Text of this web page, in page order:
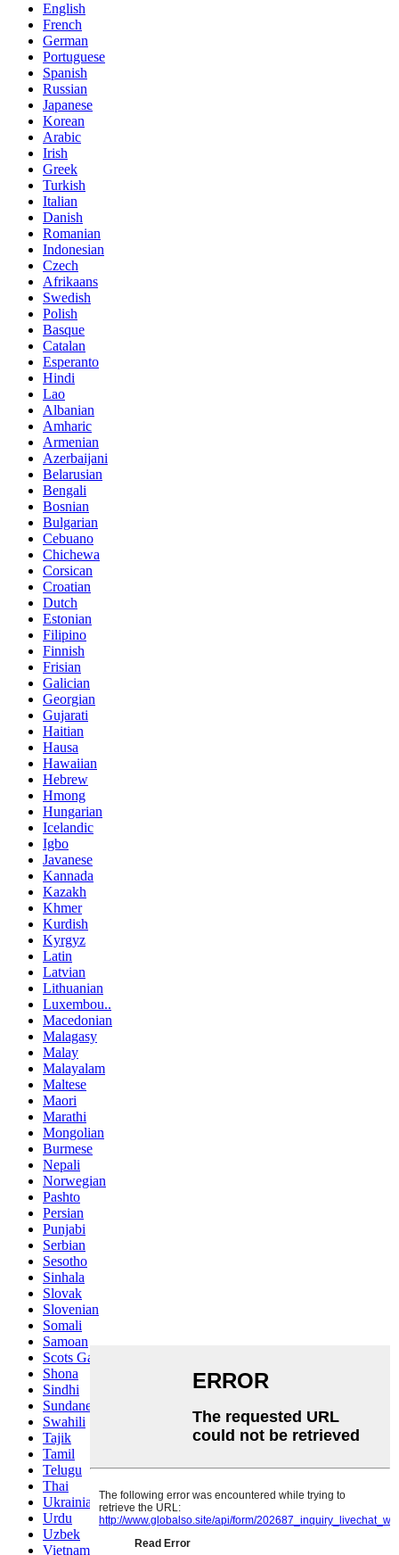
English
French
German
Portuguese
Spanish
Russian
Japanese
Korean
Arabic
Irish
Greek
Turkish
Italian
Danish
Romanian
Indonesian
Czech
Afrikaans
Swedish
Polish
Basque
Catalan
Esperanto
Hindi
Lao
Albanian
Amharic
Armenian
Azerbaijani
Belarusian
Bengali
Bosnian
Bulgarian
Cebuano
Chichewa
Corsican
Croatian
Dutch
Estonian
Filipino
Finnish
Frisian
Galician
Georgian
Gujarati
Haitian
Hausa
Hawaiian
Hebrew
Hmong
Hungarian
Icelandic
Igbo
Javanese
Kannada
Kazakh
Khmer
Kurdish
Kyrgyz
Latin
Latvian
Lithuanian
Luxembou..
Macedonian
Malagasy
Malay
Malayalam
Maltese
Maori
Marathi
Mongolian
Burmese
Nepali
Norwegian
Pashto
Persian
Punjabi
Serbian
Sesotho
Sinhala
Slovak
Slovenian
Somali
Samoan
Scots Gaelic
Shona
Sindhi
Sundanese
Swahili
Tajik
Tamil
Telugu
Thai
Ukrainian
Urdu
Uzbek
Vietnamese